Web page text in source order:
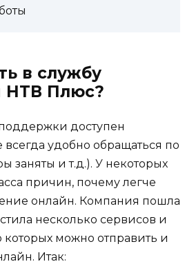
в службу
НТВ Плюс?
доступен
всегда удобно обращаться по
заняты и т.д.). У некоторых
причин, почему легче
онлайн. Компания пошла
несколько сервисов и
можно отправить и
Итак: